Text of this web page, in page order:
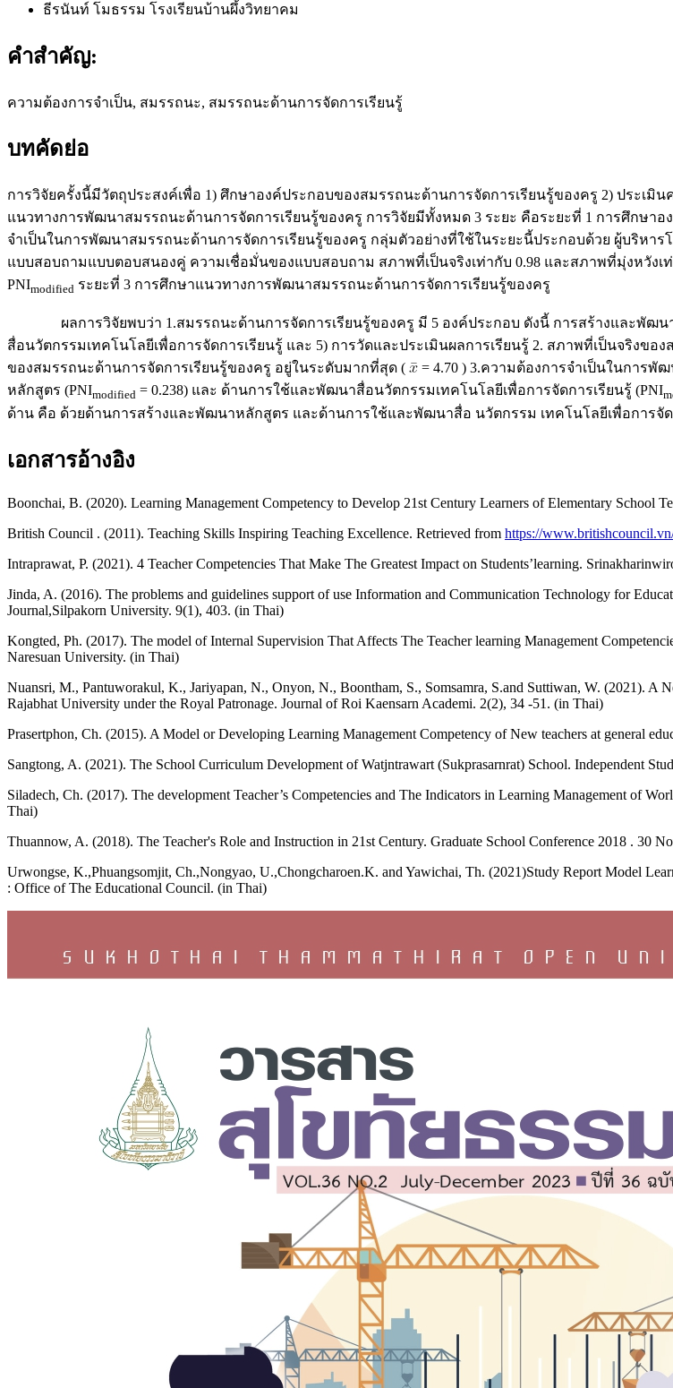
ธีรนันท์ โมธรรม โรงเรียนบ้านผึ้งวิทยาคม
คำสำคัญ:
ความต้องการจำเป็น, สมรรถนะ, สมรรถนะด้านการจัดการเรียนรู้
บทคัดย่อ
การวิจัยครั้งนี้มีวัตถุประสงค์เพื่อ 1) ศึกษาองค์ประกอบของสมรรถนะด้านการจัดการเรียนรู้ของครู 2) ประเ
แนวทางการพัฒนาสมรรถนะด้านการจัดการเรียนรู้ของครู การวิจัยมีทั้งหมด 3 ระยะ คือระยะที่ 1 การศึกษา
จำเป็นในการพัฒนาสมรรถนะด้านการจัดการเรียนรู้ของครู กลุ่มตัวอย่างที่ใช้ในระยะนี้ประกอบด้วย ผู้บริหา
แบบสอบถามแบบตอบสนองคู่ ความเชื่อมั่นของแบบสอบถาม สภาพที่เป็นจริงเท่ากับ 0.98 และสภาพที่มุ่งหวังเ
PNImodified ระยะที่ 3 การศึกษาแนวทางการพัฒนาสมรรถนะด้านการจัดการเรียนรู้ของครู
ผลการวิจัยพบว่า 1.สมรรถนะด้านการจัดการเรียนรู้ของครู มี 5 องค์ประกอบ ดังนี้ การสร้างและพัฒนา
สื่อนวัตกรรมเทคโนโลยีเพื่อการจัดการเรียนรู้ และ 5) การวัดและประเมินผลการเรียนรู้ 2. สภาพที่เป็นจริงข
ของสมรรถนะด้านการจัดการเรียนรู้ของครู อยู่ในระดับมากที่สุด (
= 4.70 ) 3.ความต้องการจำเป็นในการ
หลักสูตร (PNImodified = 0.238) และ ด้านการใช้และพัฒนาสื่อนวัตกรรมเทคโนโลยีเพื่อการจัดการเรียนรู้ (PNI
ด้าน คือ ด้วยด้านการสร้างและพัฒนาหลักสูตร และด้านการใช้และพัฒนาสื่อ นวัตกรรม เทคโนโลยีเพื่อการจัด
เอกสารอ้างอิง
Boonchai, B. (2020). Learning Management Competency to Develop 21st Century Learners of Elementary School
British Council . (2011). Teaching Skills Inspiring Teaching Excellence. Retrieved from https://
Intraprawat, P. (2021). 4 Teacher Competencies That Make The Greatest Impact on Students’learning.
Jinda, A. (2016). The problems and guidelines support of use Information and Communication Technology for
Journal,Silpakorn University. 9(1), 403. (in Thai)
Kongted, Ph. (2017). The model of Internal Supervision That Affects The Teacher learning Management
Naresuan University. (in Thai)
Nuansri, M., Pantuworakul, K., Jariyapan, N., Onyon, N., Boontham, S., Somsamra, S.and Suttiwan, W. (2021). A
Rajabhat University under the Royal Patronage. Journal of Roi Kaensarn Academi. 2(2), 34 -51. (in Thai)
Prasertphon, Ch. (2015). A Model or Developing Learning Management Competency of New teachers at general
Sangtong, A. (2021). The School Curriculum Development of Watjntrawart (Sukprasarnrat) School. Independent
Siladech, Ch. (2017). The development Teacher’s Competencies and The Indicators in Learning Management of
Thai)
Thuannow, A. (2018). The Teacher's Role and Instruction in 21st Century. Graduate School Conference 2018 . 30
Urwongse, K.,Phuangsomjit, Ch.,Nongyao, U.,Chongcharoen.K. and Yawichai, Th. (2021)Study Report Model
: Office of The Educational Council. (in Thai)